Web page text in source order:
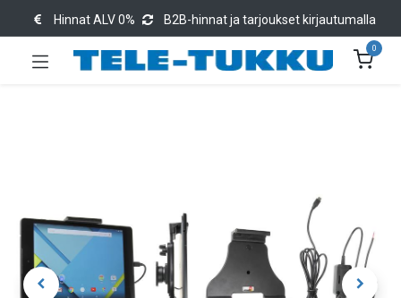
Hinnat ALV 0% B2B-hinnat ja tarjoukset kirjautumalla
0